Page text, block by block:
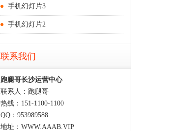
手机幻灯片3
手机幻灯片2
联系我们
跑腿哥长沙运营中心
联系人：跑腿哥
热线：151-1100-1100
QQ：953989588
地址：WWW.AAAB.VIP